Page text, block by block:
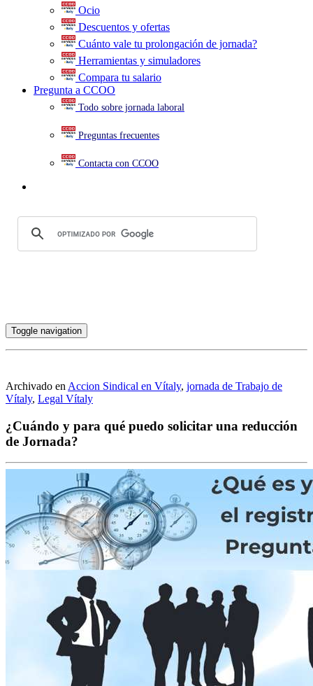
Ocio
Descuentos y ofertas
Cuánto vale tu prolongación de jornada?
Herramientas y simuladores
Compara tu salario
Pregunta a CCOO
Todo sobre jornada laboral
Preguntas frecuentes
Contacta con CCOO
Toggle navigation
Archivado en Accion Sindical en Vítaly, jornada de Trabajo de
Vítaly, Legal Vítaly
¿Cuándo y para qué puedo solicitar una reducción
de Jornada?